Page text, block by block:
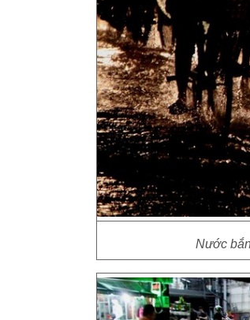
Nước